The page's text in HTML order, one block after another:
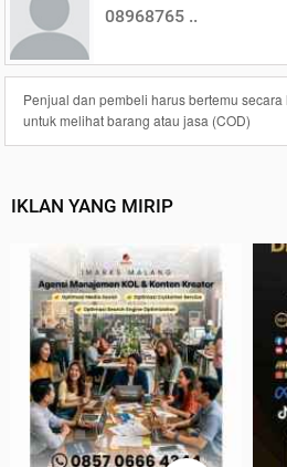
08968765 ..
Penjual dan pembeli harus bertemu
untuk melihat barang atau jasa (COD)
IKLAN YANG MIRIP